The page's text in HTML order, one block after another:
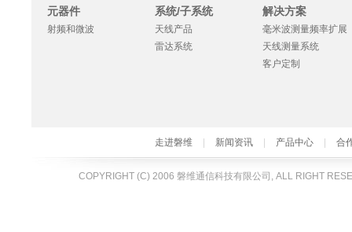
元器件
射频和微波
系统/子系统
天线产品
雷达系统
解决方案
毫米波测量频率扩展
天线测量系统
客户定制
走进磐维 新闻资讯 产品中心 合
COPYRIGHT (C) 2006 磐维通信科技有限公司, ALL RIGHT